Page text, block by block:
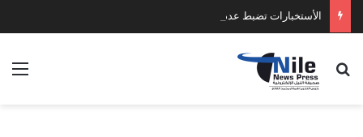
الأستخبارات تضبط عدد كبير من السلاح والمخدرات
بحث عن